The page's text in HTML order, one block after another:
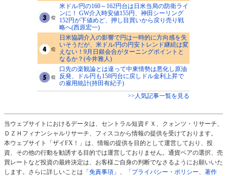
米ドル/円の160～162円台は日米当局の防衛ライ
ンに！ GW介入時安値155円、神田シーリング
152円が下値めど、押し目買いから戻り売り戦
略へ(西原宏一)
日米協調介入の影響で円は一時的に方向感を失
いそうだが、米ドル/円の円安トレンド継続は変
えない！9月日銀会合がターニングポイントと
なるか？(今井雅人)
口先の楽観論とは違って中東情勢は悪化し原油
反発、ドル円も158円台に戻しドル金利上昇で
の雇用統計(持田有紀子)
>>人気記事一覧を見る
当ウェブサイトにおけるデータは、セントラル短資ＦＸ、クォンツ・リサーチ、
ＤＺＨフィナンシャルリサーチ、フィスコから情報の提供を受けております。
本ウェブサイト「ザイFX！」は、情報の提供を目的として運営しており、投
資、その他の行動を勧誘する目的では運営しておりません。通貨ペアの選択、売
買レートなど投資の最終決定は、お客様ご自身の判断でなさるようにお願いいた
します。さらに詳しいことは 「免責事項」
「プライバシー・ポリシー、著作